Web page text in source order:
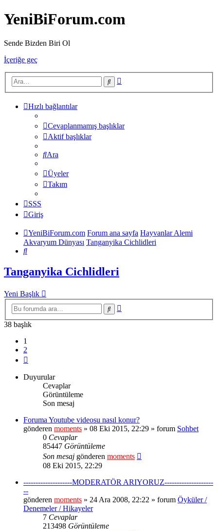
YeniBiForum.com
Sende Bizden Biri Ol
İçeriğe geç
Ara
Hızlı bağlantılar
Cevaplanmamış başlıklar
Aktif başlıklar
Ara
Üyeler
Takım
SSS
Giriş
YeniBiForum.com Forum ana sayfa Hayvanlar Alemi
Akvaryum Dünyası Tanganyika Cichlidleri
Ara
Tanganyika Cichlidleri
Yeni Başlık
Ara
38 başlık
1
2
Duyurular
Cevaplar
Görüntüleme
Son mesaj
Foruma Youtube videosu nasıl konur?
gönderen moments » 08 Eki 2015, 22:29 » forum Sohbet
0 Cevaplar
85447 Görüntüleme
Son mesaj gönderen moments
08 Eki 2015, 22:29
--------------------MODERATÖR ARIYORUZ--------------------
--
gönderen moments » 24 Ara 2008, 22:22 » forum Öyküler /
Denemeler / Hikayeler
7 Cevaplar
213498 Görüntüleme